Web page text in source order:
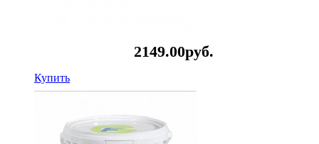
2149.00руб.
Купить